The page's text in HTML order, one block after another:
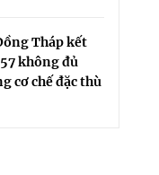
Tháp kết
không đủ
cơ chế đặc thù